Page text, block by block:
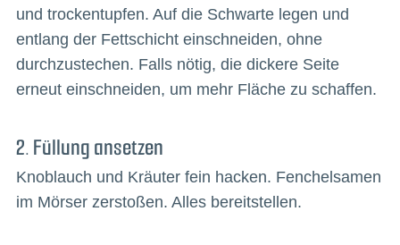
und trockentupfen. Auf die Schwarte legen und
entlang der Fettschicht einschneiden, ohne
durchzustechen. Falls nötig, die dickere Seite
erneut einschneiden, um mehr Fläche zu schaffen.
2. Füllung ansetzen
Knoblauch und Kräuter fein hacken. Fenchelsamen
im Mörser zerstoßen. Alles bereitstellen.